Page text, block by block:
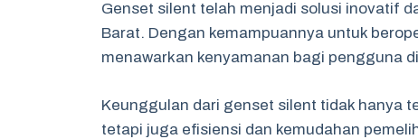
Genset silent telah menjadi solusi inovatif
Barat. Dengan kemampuannya untuk
menawarkan kenyamanan bagi pengguna
Keunggulan dari genset silent tidak hanya
tetapi juga efisiensi dan kemudahan